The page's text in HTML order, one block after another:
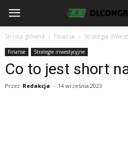
Strona główna Finanse Strategie
Finanse Strategie inwestycyjne
Co to jest short
Przez Redakcja - 14 września 2023